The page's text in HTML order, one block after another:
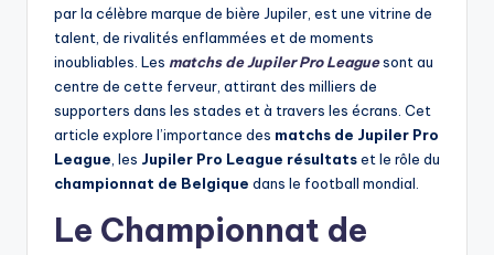
par la célèbre marque de bière Jupiler, est une vitrine de
talent, de rivalités enflammées et de moments
inoubliables. Les matchs de Jupiler Pro Leaguesont au
centre de cette ferveur, attirant des milliers de
supporters dans les stades et à travers les écrans. Cet
article explore l’importance des matchs de Jupiler Pro
League , les Jupiler Pro League résultatset le rôle du
championnat de Belgique dans le football mondial.
Le Championnat de